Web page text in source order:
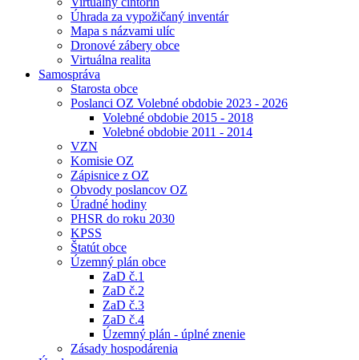
Úhrada za vypožičaný inventár
Mapa s názvami ulíc
Dronové zábery obce
Virtuálna realita
Samospráva
Starosta obce
Poslanci OZ Volebné obdobie 2023 - 2026
Volebné obdobie 2015 - 2018
Volebné obdobie 2011 - 2014
VZN
Komisie OZ
Zápisnice z OZ
Obvody poslancov OZ
Úradné hodiny
PHSR do roku 2030
KPSS
Štatút obce
Územný plán obce
ZaD č.1
ZaD č.2
ZaD č.3
ZaD č.4
Územný plán - úplné znenie
Zásady hospodárenia